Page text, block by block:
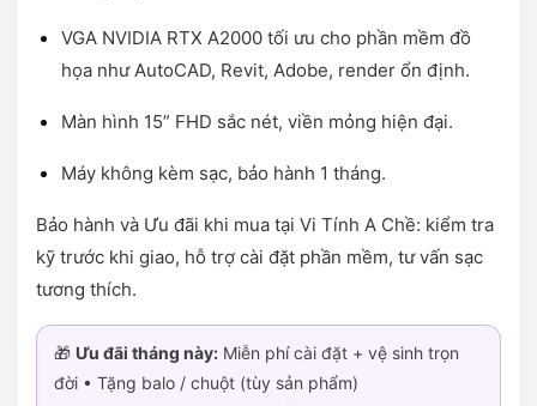
VGA NVIDIA RTX A2000 tối ưu cho phần mềm đồ
họa như AutoCAD, Revit, Adobe, render ổn định.
Màn hình 15” FHD sắc nét, viền mỏng hiện đại.
Máy không kèm sạc, bảo hành 1 tháng.
Bảo hành và Ưu đãi khi mua tại Vi Tính A Chề: kiểm tra
kỹ trước khi giao, hỗ trợ cài đặt phần mềm, tư vấn sạc
tương thích.
🎁 Ưu đãi tháng này: Miễn phí cài đặt + vệ sinh trọn
đời • Tặng balo / chuột (tùy sản phẩm)